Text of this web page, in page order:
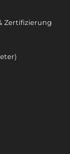
Zertifizierung